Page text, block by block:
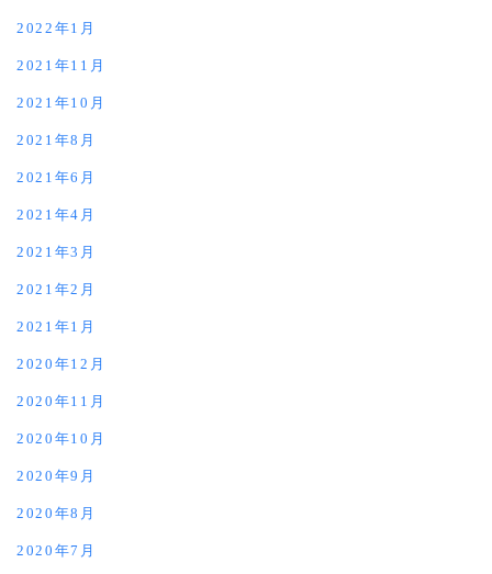
2022年1月
2021年11月
2021年10月
2021年8月
2021年6月
2021年4月
2021年3月
2021年2月
2021年1月
2020年12月
2020年11月
2020年10月
2020年9月
2020年8月
2020年7月